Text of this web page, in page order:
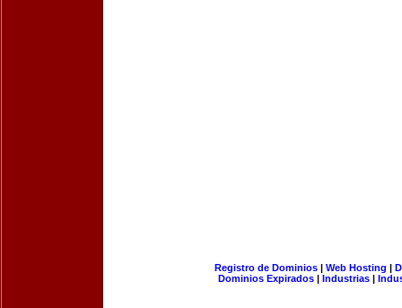
Registro de Dominios| Web Hosting |
Dominios Expirados | Industrias |